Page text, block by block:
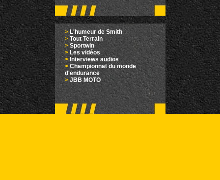
>L'humeur de Smith
> Tout Terrain
> Sportwin
> Les vidéos
> Interviews audios
>Championnat du monde
d'endurance
> JBB MOTO